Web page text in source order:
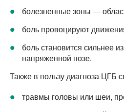
болезненные зоны —
боль провоцируют
боль становится сильнее
напряженной позе.
Также в пользу диагноза ЦГБ
травмы головы или шеи,